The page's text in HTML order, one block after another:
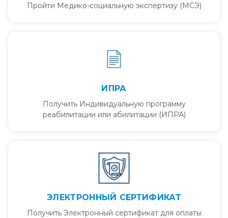
Пройти Медико-социальную экспертизу (МСЭ)
ИПРА
Получить Индивидуальную программу
реабилитации или абилитации (ИПРА)
ЭЛЕКТРОННЫЙ СЕРТИФИКАТ
Получить Электронный сертификат для оплаты